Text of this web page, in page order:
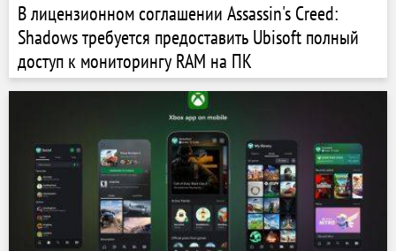
В лицензионном соглашении Assassin's Creed:
Shadows требуется предоставить Ubisoft полный
доступ к мониторингу RAM на ПК